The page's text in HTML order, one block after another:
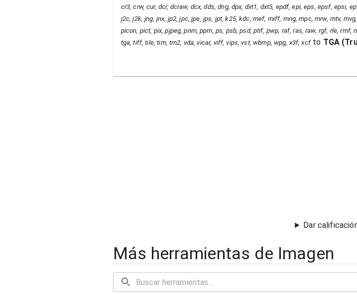
cr3, crw, cur, dcr, dcraw, dcx, dds, dng, dpx, dxt1, dxt5, epdf, epi, eps, epsf, epsi,
j2c, j2k, jng, jnx, jp2, jpc, jpe, jps, jpt, k25, kdc, mef, miff, mng, mpc, mrw, mtv,
picon, pict, pix, pjpeg, pnm, ppm, ps, psb, psd, ptif, pwp, raf, ras, raw, rgf, rle,
tga, tiff, tile, tim, tm2, vda, vicar, viff, vips, vst, wbmp, wpg, x3f, xcfto TGA(
Dar
Más herramientas de Imagen